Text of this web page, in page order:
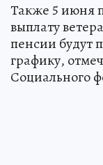
Также 5 июня
выплату
пенсии будут
графику,
Социального